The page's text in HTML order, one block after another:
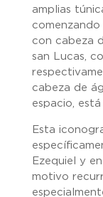
amplias
comenzando
con cabeza
san Lucas,
cabeza de
espacio,
Esta
Ezequiel y
motivo